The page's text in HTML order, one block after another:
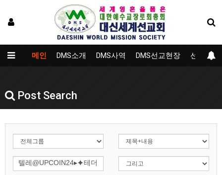
메인 DMS소개 DMS사역 DMS선교현장 선교대학
Post Search